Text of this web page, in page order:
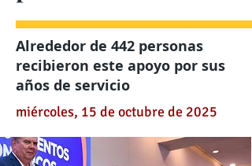
Alrededor de 442 personas
recibieron este apoyo por sus
años de servicio
miércoles, 15 de octubre de 2025